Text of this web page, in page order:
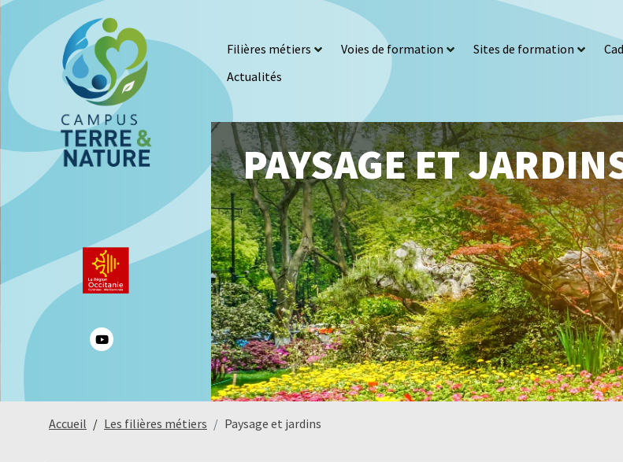
Filières métiers Voies de formation Sites de formation
Actualités
PAYSAGE ET
Accueil Les filières métiers Paysage et jardins